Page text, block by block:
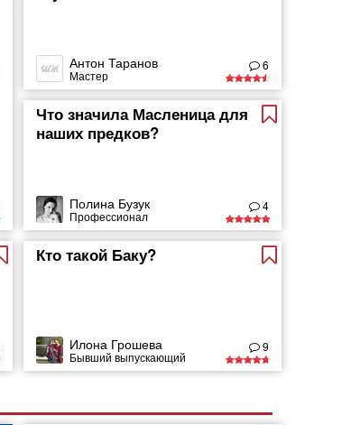
Антон Таранов
Мастер
6
Что значила Масленица для
наших предков?
Полина Бузук
Профессионал
4
Кто такой Баку?
Илона Грошева
Бывший выпускающий
9